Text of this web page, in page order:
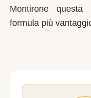
Montirone
formula più